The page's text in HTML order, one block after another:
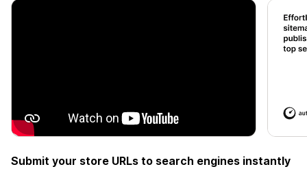
Submit your store URLs to search engines instantly